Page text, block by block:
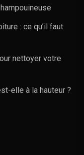
: ce qu’il faut
nettoyer votre
elle à la hauteur ?